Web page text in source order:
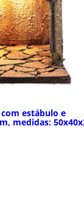
estábulo e
medidas: